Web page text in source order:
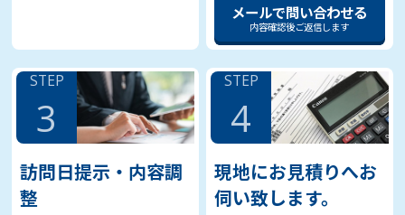
メールで問い合わせる
内容確認後ご返信します
STEP
3
訪問日提示・内容調
整
STEP
4
現地にお見積りへお
伺い致します。